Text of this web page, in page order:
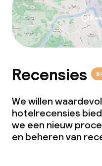
Recensies
We willen
hotelrecensies
we een nieuw
en beheren van